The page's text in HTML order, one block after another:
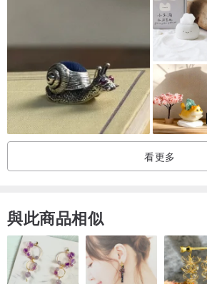
gda
============﹝ 購買前注意
古董老物的魅力，於歷經時光堆疊、百年滄
因此古董物件會有斑駁污漬、凹痕、刮紋等
跡(例如內頁畫線、筆跡、折頁..等等)
這些都是老古董物件的特色，買家請勿以「
由於古董並非新品狀態，因此請恕我們無法
看更多
與此商品相似